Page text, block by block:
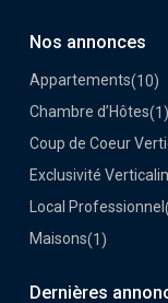
Nos annonces
Appartements(10)
Chambre d’Hôtes(1)
Coup de Coeur
Exclusivité
Local Professionnel
Maisons(1)
Dernières